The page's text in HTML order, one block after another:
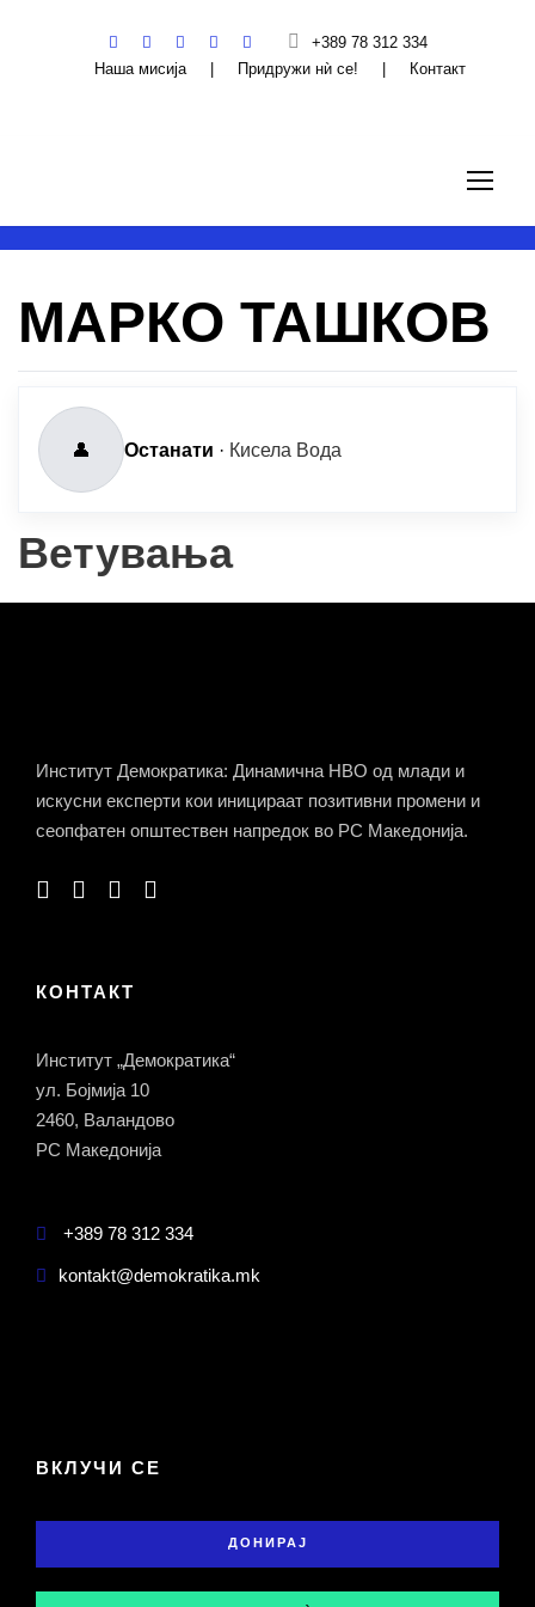
+389 78 312 334
Наша мисија
Придружи нѝ се! Контакт
МАРКО ТАШКОВ
👤 Останати · Кисела Вода
Ветувања
Институт Демократика: Динамична НВО од млади и
искусни експерти кои иницираат позитивни промени и
сеопфатен општествен напредок во РС Македонија.
КОНТАКТ
Институт „Демократика“
ул. Бојмија 10
2460, Валандово
РС Македонија
+389 78 312 334
kontakt@demokratika.mk
ВКЛУЧИ СЕ
ДОНИРАЈ